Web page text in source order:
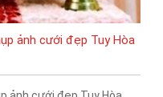
ảnh cưới đẹp Tuy Hòa